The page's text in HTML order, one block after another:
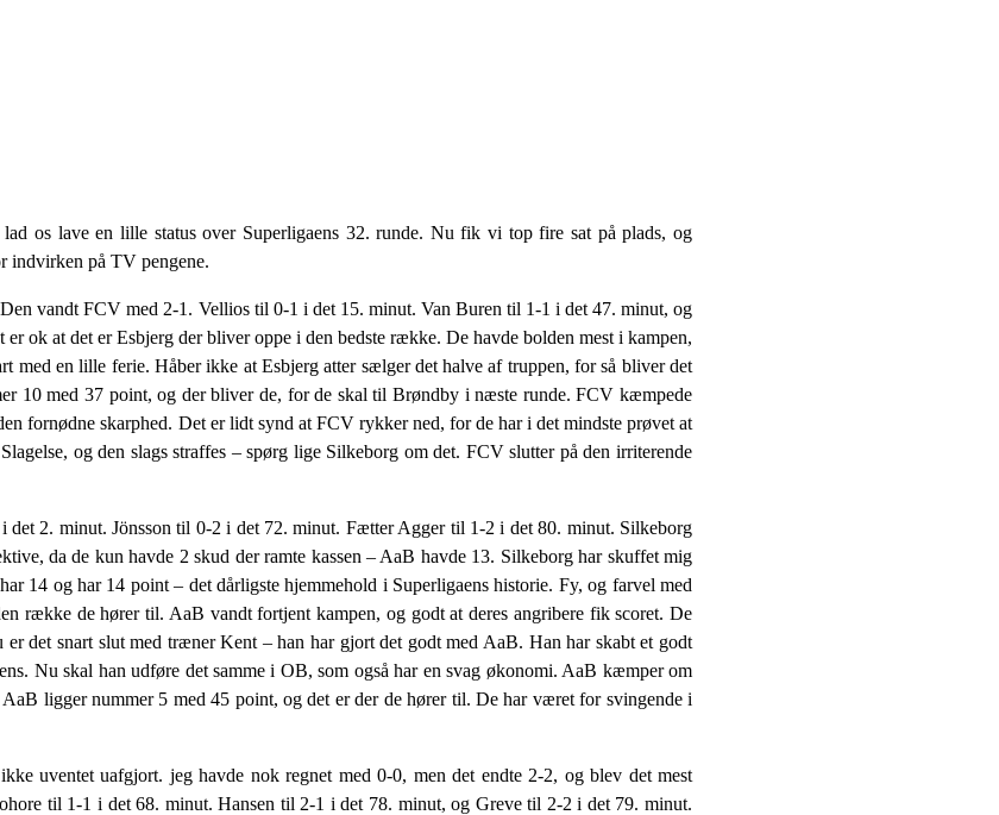
os lave en lille status over Superligaens 32. runde. Nu fik vi top fire sat på plads, og
indvirken på TV pengene.
vandt FCV med 2-1. Vellios til 0-1 i det 15. minut. Van Buren til 1-1 i det 47. minut, og
ok at det er Esbjerg der bliver oppe i den bedste række. De havde bolden mest i kampen,
med en lille ferie. Håber ikke at Esbjerg atter sælger det halve af truppen, for så bliver det
10 med 37 point, og der bliver de, for de skal til Brøndby i næste runde. FCV kæmpede
fornødne skarphed. Det er lidt synd at FCV rykker ned, for de har i det mindste prøvet at
og den slags straffes – spørg lige Silkeborg om det. FCV slutter på den irriterende
2. minut. Jönsson til 0-2 i det 72. minut. Fætter Agger til 1-2 i det 80. minut. Silkeborg
da de kun havde 2 skud der ramte kassen – AaB havde 13. Silkeborg har skuffet mig
14 og har 14 point – det dårligste hjemmehold i Superligaens historie. Fy, og farvel med
række de hører til. AaB vandt fortjent kampen, og godt at deres angribere fik scoret. De
det snart slut med træner Kent – han har gjort det godt med AaB. Han har skabt et godt
Nu skal han udføre det samme i OB, som også har en svag økonomi. AaB kæmper om
ligger nummer 5 med 45 point, og det er der de hører til. De har været for svingende i
uventet uafgjort. jeg havde nok regnet med 0-0, men det endte 2-2, og blev det mest
til 1-1 i det 68. minut. Hansen til 2-1 i det 78. minut, og Greve til 2-2 i det 79. minut.